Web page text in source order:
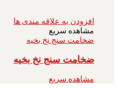
افزودن به علاقه مندی ها
مشاهده سریع
ضخامت سنج نخ بخیه
ضخامت سنج نخ بخیه
مشاهده سریع